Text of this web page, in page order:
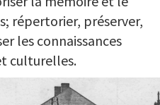
répertorier, préserver,
les connaissances
culturelles.